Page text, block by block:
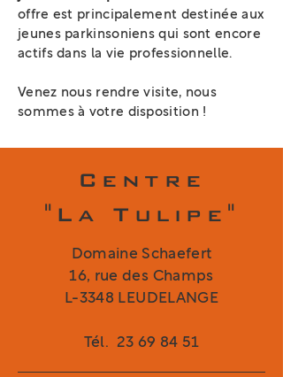
offre est principalement destinée aux
jeunes parkinsoniens qui sont encore
actifs dans la vie professionnelle.
Venez nous rendre visite, nous
sommes à votre disposition !
Centre
"La Tulipe"
Domaine Schaefert
16, rue des Champs
L-3348 LEUDELANGE
Tél. 23 69 84 51